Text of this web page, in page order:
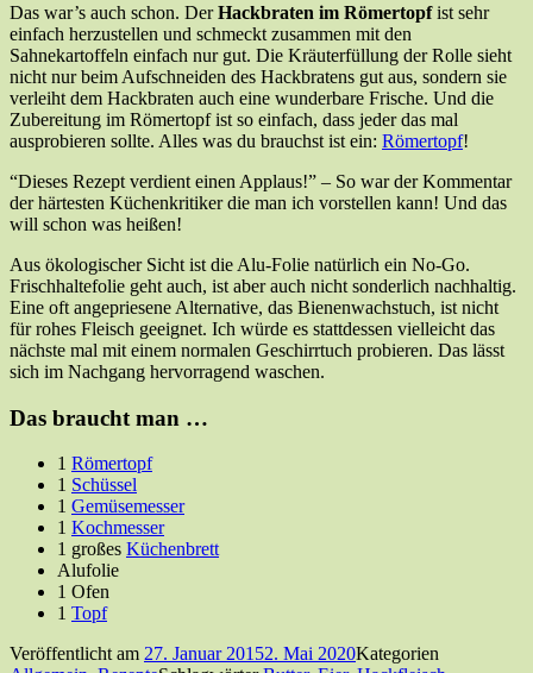
Das war’s auch schon. DerHackbraten im Römertopfist sehr
einfach herzustellen und schmeckt zusammen mit den
Sahnekartoffeln einfach nur gut. Die Kräuterfüllung der Rolle sieht
nicht nur beim Aufschneiden des Hackbratens gut aus, sondern sie
verleiht dem Hackbraten auch eine wunderbare Frische. Und die
Zubereitung im Römertopf ist so einfach, dass jeder das mal
ausprobieren sollte. Alles was du brauchst ist ein: Römertopf!
“Dieses Rezept verdient einen Applaus!” – So war der Kommentar
der härtesten Küchenkritiker die man ich vorstellen kann! Und das
will schon was heißen!
Aus ökologischer Sicht ist die Alu-Folie natürlich ein No-Go.
Frischhaltefolie geht auch, ist aber auch nicht sonderlich nachhaltig.
Eine oft angepriesene Alternative, das Bienenwachstuch, ist nicht
für rohes Fleisch geeignet. Ich würde es stattdessen vielleicht das
nächste mal mit einem normalen Geschirrtuch probieren. Das lässt
sich im Nachgang hervorragend waschen.
Das braucht man …
1 Römertopf
1 Schüssel
1 Gemüsemesser
1 Kochmesser
1 großes Küchenbrett
Alufolie
1 Ofen
1 Topf
Veröffentlicht am 27. Januar 20152. Mai 2020Kategorien